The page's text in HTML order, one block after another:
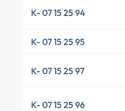
K- 07 15 25 94
K- 07 15 25 95
K- 07 15 25 97
K- 07 15 25 96